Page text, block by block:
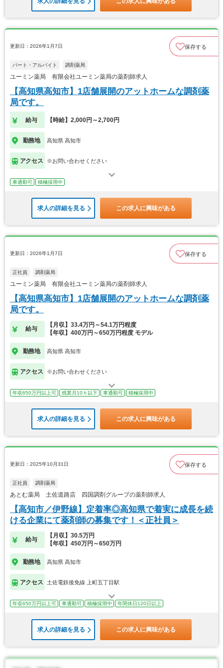
更新日：2026年1月7日 保存する
パート・アルバイト 調剤薬局
ユーミン薬局 有限会社ユーミン薬局の薬剤師求人
【高知県高知市】1店舗展開のアットホームな調剤薬
局です。
給与 【時給】2,000円～2,700円
勤務地 高知県 高知市
アクセス ※お問い合わせください
車通勤可 積極採用中
求人の詳細を見る この求人に興味がある
更新日：2026年1月7日 保存する
正社員 調剤薬局
ユーミン薬局 有限会社ユーミン薬局の薬剤師求人
【高知県高知市】1店舗展開のアットホームな調剤薬
局です。
給与
【月収】33.4万円～54.1万円程度
【年収】400万円～650万円程度 モデル
勤務地 高知県 高知市
アクセス ※お問い合わせください
年収650万円以上可 残業月10ｈ以下 車通勤可 積極採用中
求人の詳細を見る この求人に興味がある
更新日：2025年10月31日 保存する
正社員 調剤薬局
あとむ薬局 土佐道路店 四国調剤グループの薬剤師求人
【高知市／伊野線】定着率◎高知県で着実に成長を続
ける企業にて薬剤師の募集です！＜正社員＞
給与
【月収】30.5万円
【年収】450万円～650万円
勤務地 高知県 高知市
アクセス 土佐電鉄後免線 上町五丁目駅
年収650万円以上可 車通勤可 積極採用中 年間休日120日以上
求人の詳細を見る この求人に興味がある